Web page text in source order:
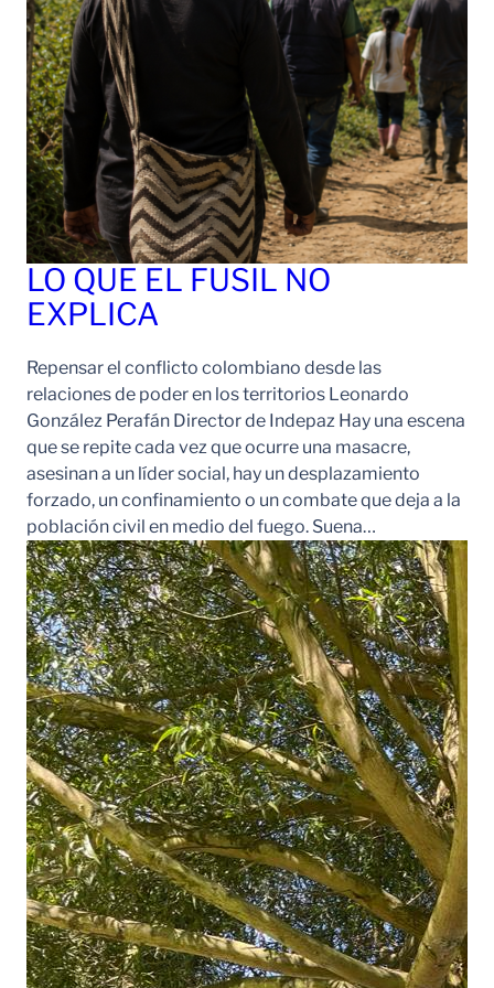
LO QUE EL FUSIL NO
EXPLICA
Repensar el conflicto colombiano desde las
relaciones de poder en los territorios Leonardo
González Perafán Director de Indepaz Hay una escena
que se repite cada vez que ocurre una masacre,
asesinan a un líder social, hay un desplazamiento
forzado, un confinamiento o un combate que deja a la
población civil en medio del fuego. Suena…